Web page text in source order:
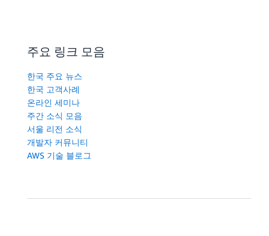
주요 링크 모음
한국 주요 뉴스
한국 고객사례
온라인 세미나
주간 소식 모음
서울 리전 소식
개발자 커뮤니티
AWS 기술 블로그